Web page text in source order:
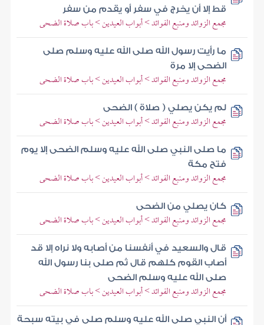
قط إلا أن يخرج في سفر أو يقدم من سفر
مجمع الزوائد ومنبع الفوائد > أبواب العيدين > باب صلاة الضحى
ما رأيت رسول الله صلى الله عليه وسلم صلى
الضحى إلا مرة
مجمع الزوائد ومنبع الفوائد > أبواب العيدين > باب صلاة الضحى
لم يكن يصلي ( صلاة ) الضحى
مجمع الزوائد ومنبع الفوائد > أبواب العيدين > باب صلاة الضحى
ما صلى النبي صلى الله عليه وسلم الضحى إلا يوم
فتح مكة
مجمع الزوائد ومنبع الفوائد > أبواب العيدين > باب صلاة الضحى
كان يصلي من الضحى
مجمع الزوائد ومنبع الفوائد > أبواب العيدين > باب صلاة الضحى
قال والسعيد في أنفسنا من أصابه ولا نراه إلا قد
أصاب القوم كلهم قال ثم صلى بنا رسول الله
صلى الله عليه وسلم الضحى
مجمع الزوائد ومنبع الفوائد > أبواب العيدين > باب صلاة الضحى
أن النبي صلى الله عليه وسلم صلى في بيته سبحة